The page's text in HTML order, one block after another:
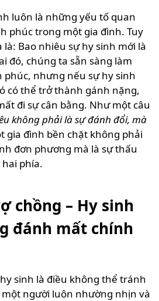
luôn là những yếu tố quan
phúc trong một gia đình. Tuy
Bao nhiêu sự hy sinh mới là
đó, chúng ta sẵn sàng làm
phúc, nhưng nếu sự hy sinh
có thể trở thành gánh nặng,
đi sự cân bằng. Như một câu
không phải là sự đánh đổi, mà
gia đình bền chặt không phải
đơn phương mà là sự thấu
hai phía.
chồng – Hy sinh
đánh mất chính
sinh là điều không thể tránh
người luôn nhường nhịn và